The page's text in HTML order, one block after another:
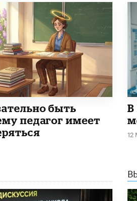
быть
педагог имеет
В
12